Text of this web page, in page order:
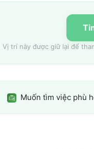
Vị trí này được giữ lại để
Muốn tìm việc phù